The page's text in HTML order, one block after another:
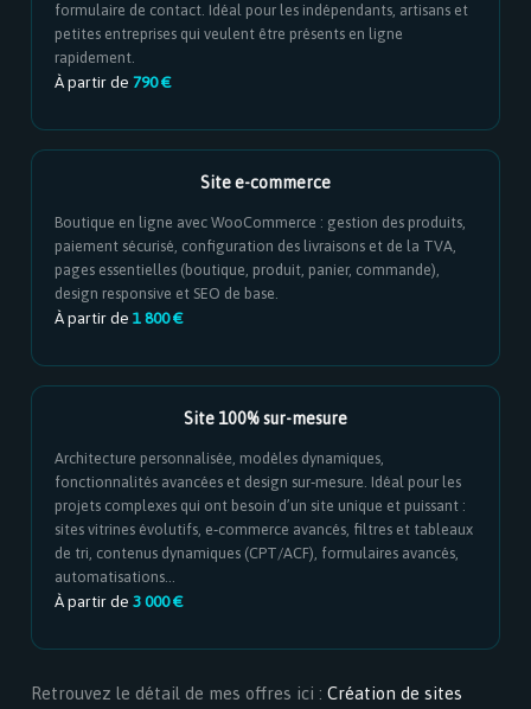
formulaire de contact. Idéal pour les indépendants, artisans et
petites entreprises qui veulent être présents en ligne
rapidement.
À partir de790 €
Site e-commerce
Boutique en ligne avec WooCommerce : gestion des produits,
paiement sécurisé, configuration des livraisons et de la TVA,
pages essentielles (boutique, produit, panier, commande),
design responsive et SEO de base.
À partir de1 800 €
Site 100% sur-mesure
Architecture personnalisée, modèles dynamiques,
fonctionnalités avancées et design sur‑mesure. Idéal pour les
projets complexes qui ont besoin d’un site unique et puissant :
sites vitrines évolutifs, e‑commerce avancés, filtres et tableaux
de tri, contenus dynamiques (CPT/ACF), formulaires avancés,
automatisations...
À partir de3 000 €
Retrouvez le détail de mes offres ici : Création de sites